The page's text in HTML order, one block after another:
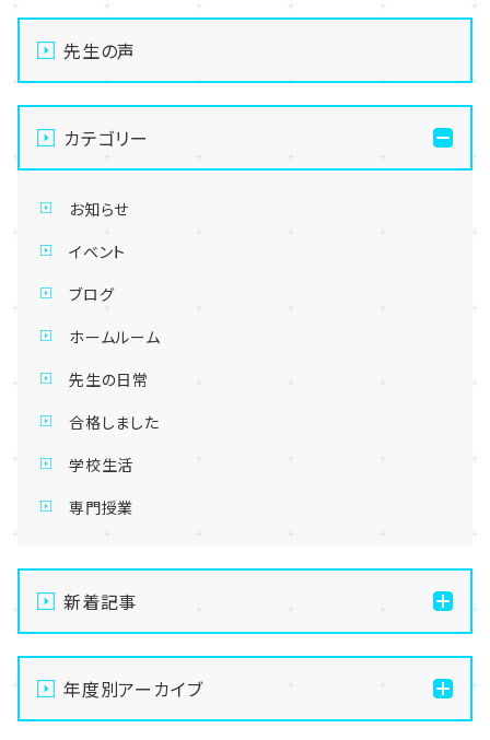
先生の声
カテゴリー
お知らせ
イベント
ブログ
ホームルーム
先生の日常
合格しました
学校生活
専門授業
新着記事
【宇都宮】手先を動かして無心になる🧶最高のデジタル
デトックス、はじめませんか？
【宇都宮】生徒会夏祭りを開催しました✨～第二段～
年度別アーカイブ